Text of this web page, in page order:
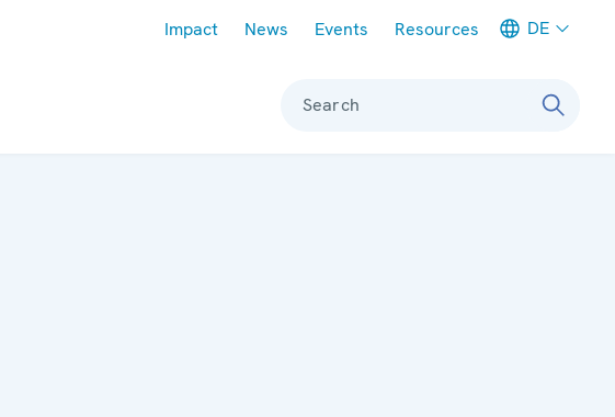
Impact News Events Resources DE
Search